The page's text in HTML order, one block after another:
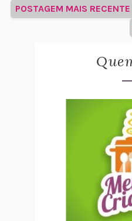
POSTAGEM MAIS RECENTE